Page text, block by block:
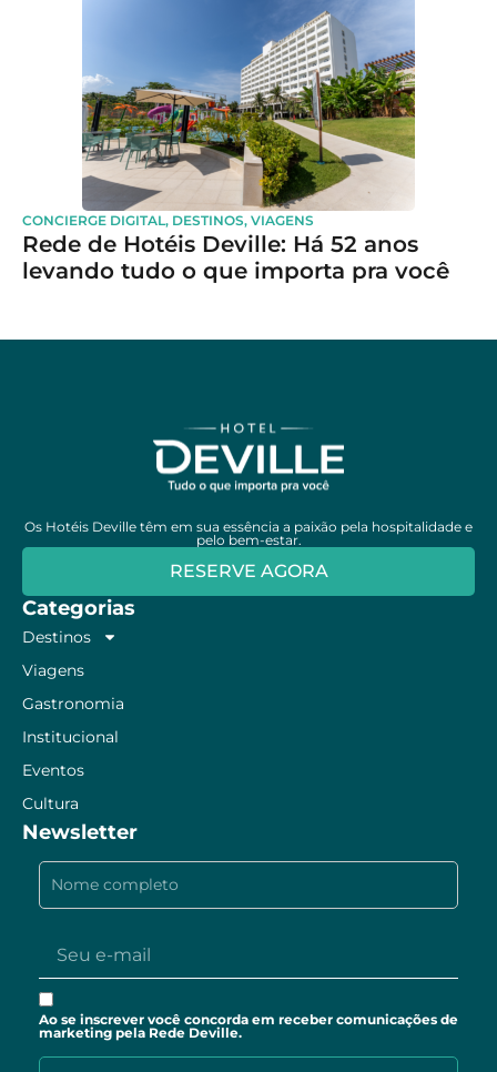
CONCIERGE DIGITAL, DESTINOS, VIAGENS
Rede de Hotéis Deville: Há 52 anos
levando tudo o que importa pra você
Os Hotéis Deville têm em sua essência a paixão pela hospitalidade e
pelo bem-estar.
RESERVE AGORA
Categorias
Destinos
Viagens
Gastronomia
Institucional
Eventos
Cultura
Newsletter
Ao se inscrever você concorda em receber comunicações de
marketing pela Rede Deville.